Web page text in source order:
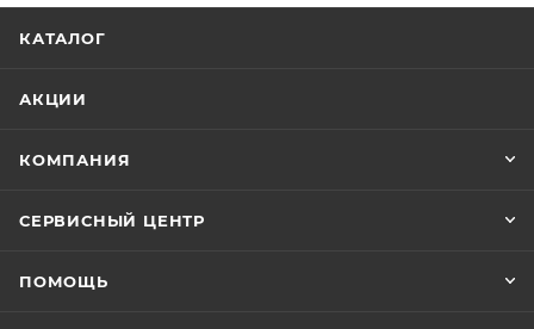
КАТАЛОГ
АКЦИИ
КОМПАНИЯ
СЕРВИСНЫЙ ЦЕНТР
ПОМОЩЬ